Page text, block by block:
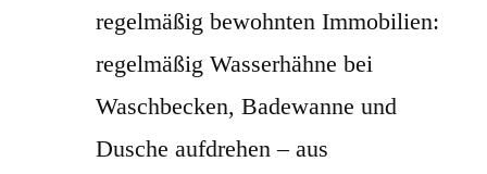
regelmäßig bewohnten Immobilien:
regelmäßig Wasserhähne bei
Waschbecken, Badewanne und
Dusche aufdrehen – aus